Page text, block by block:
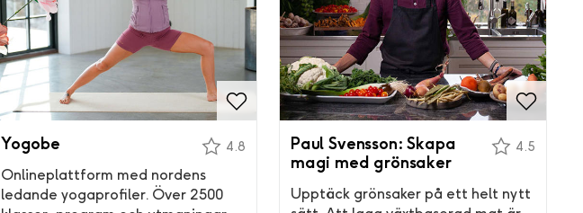
Yogobe 4.8
Onlineplattform med nordens
ledande yogaprofiler. Över 2500
Paul Svensson: Skapa
magi med grönsaker
4.5
Upptäck grönsaker på ett helt nytt